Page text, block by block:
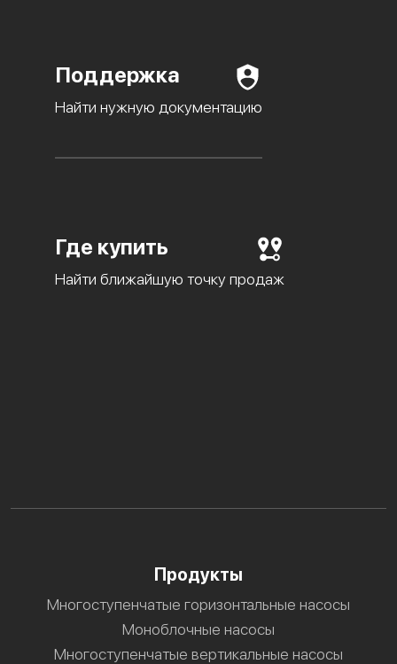
Поддержка
Найти нужную документацию
Где купить
Найти ближайшую точку продаж
Продукты
Многоступенчатые горизонтальные насосы
Моноблочные насосы
Многоступенчатые вертикальные насосы